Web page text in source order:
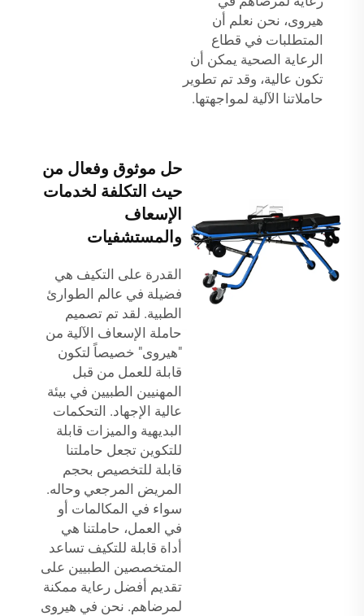
هيروى، نحن نعلم أن
المتطلبات في قطاع
الرعاية الصحية يمكن أن
تكون عالية، وقد تم تطوير
حاملاتنا الآلية لمواجهتها.
حل موثوق وفعال من
حيث التكلفة لخدمات
الإسعاف
والمستشفيات
القدرة على التكيف هي
فضيلة في عالم الطوارئ
الطبية. لقد تم تصميم
حاملة الإسعاف الآلية من
"هيروى" خصيصاً لتكون
قابلة للعمل من قبل
المهنيين الطبيين في بيئة
عالية الإجهاد. التحكمات
البديهية والميزات قابلة
للتكوين تجعل حاملتنا
قابلة للتخصيص بحجم
المريض المرجعي وحاله.
سواء في المكالمات أو
في العمل، حاملتنا هي
أداة قابلة للتكيف تساعد
المتخصصين الطبيين على
تقديم أفضل رعاية ممكنة
لمرضاهم. نحن في هيروى